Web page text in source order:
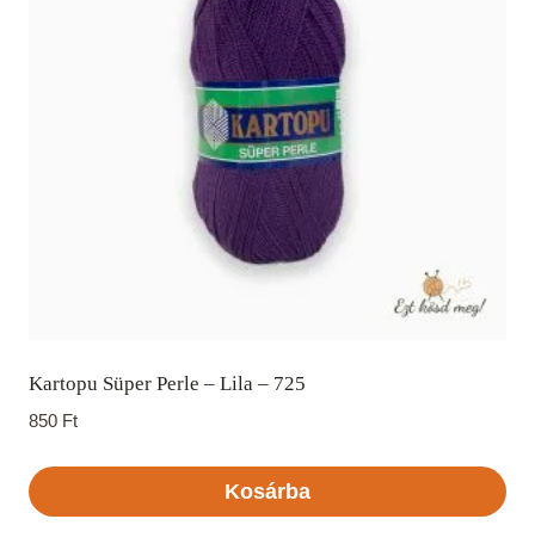
Kartopu Süper Perle – Lila – 725
850 Ft
Kosárba